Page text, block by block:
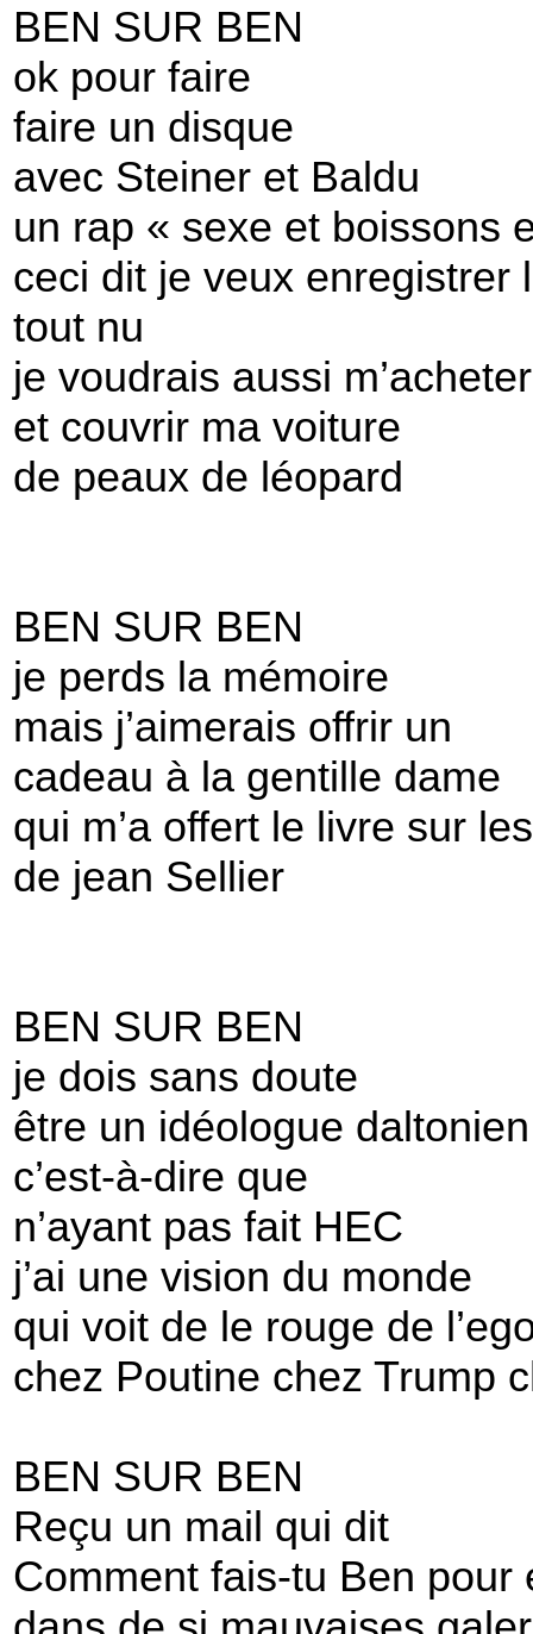
BEN SUR BEN
ok pour faire
faire un disque
avec Steiner et Baldu
un rap « sexe et boissons
ceci dit je veux enregistrer
tout nu
je voudrais aussi
et couvrir ma voiture
de peaux de léopard
BEN SUR BEN
je perds la mémoire
mais j’aimerais offrir un
cadeau à la gentille dame
qui m’a offert le livre sur
de jean Sellier
BEN SUR BEN
je dois sans doute
être un idéologue daltonien
c’est-à-dire que
n’ayant pas fait HEC
j’ai une vision du monde
qui voit de le rouge de
chez Poutine chez Trump
BEN SUR BEN
Reçu un mail qui dit
Comment fais-tu Ben pour